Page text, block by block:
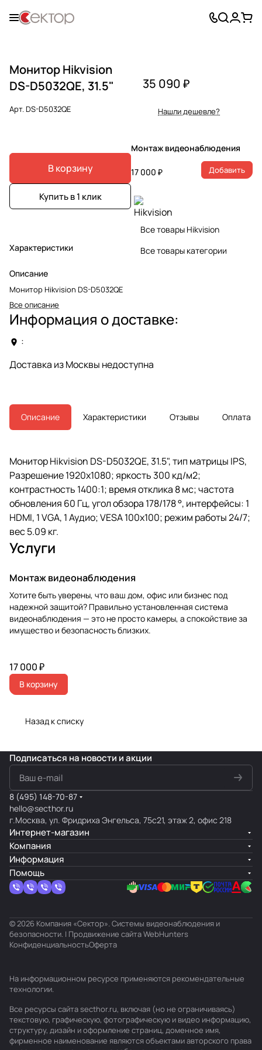
Монитор Hikvision
DS-D5032QE, 31.5"
Арт.DS-D5032QE
В корзину
Купить в 1 клик
Характеристики
Описание
Монитор Hikvision DS-D5032QE
Все описание
35 090 ₽
Нашли дешевле?
Монтаж видеонаблюдения
17 000 ₽ Добавить
Все товары Hikvision
Все товары категории
Информация о доставке:
:
Доставка из Москвы недоступна
Описание Характеристики Отзывы Оплата
Монитор Hikvision DS-D5032QE, 31.5", тип матрицы IPS,
Разрешение 1920х1080; яркость 300 кд/м2;
контрастность 1400:1; время отклика 8 мс; частота
обновления 60 Гц, угол обзора 178/178 °, интерфейсы: 1
HDMI, 1 VGA, 1 Аудио; VESA 100x100; режим работы 24/7;
вес 5.09 кг.
Услуги
Монтаж видеонаблюдения
Хотите быть уверены, что ваш дом, офис или бизнес под
надежной защитой? Правильно установленная система
видеонаблюдения — это не просто камеры, а спокойствие за
имущество и безопасность близких.
17 000 ₽
В корзину
Назад к списку
Подписаться на новости и акции
8 (495) 148-70-87
hello@secthor.ru
г.Москва, ул. Фридриха Энгельса, 75с21, этаж 2, офис 218
Интернет-магазин
Компания
Информация
Помощь
© 2026 Компания «Сектор». Системы видеонаблюдения и
безопасности. | Продвижение сайтаWebHunters
КонфиденциальностьОферта
На информационном ресурсе применяются рекомендательные
технологии.
Все ресурсы сайта secthor.ru, включая (но не ограничиваясь)
текстовую, графическую, фотографическую и видео информацию,
структуру, дизайн и оформление страниц, доменное имя,
фирменное наименование являются объектами авторского права